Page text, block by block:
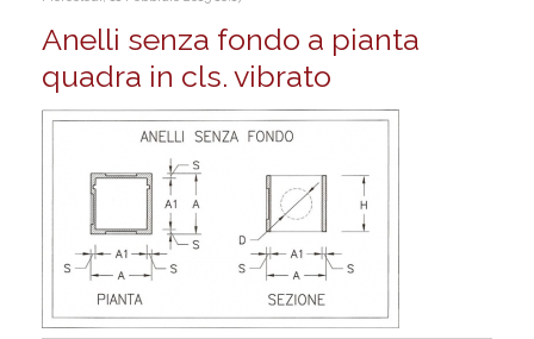
Anelli senza fondo a pianta
quadra in cls. vibrato